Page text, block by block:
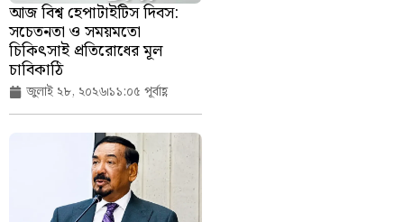
আজ বিশ্ব হেপাটাইটিস দিবস:
সচেতনতা ও সময়মতো
চিকিৎসাই প্রতিরোধের মূল
চাবিকাঠি
জুলাই ২৮, ২০২৬১১:০৫ পূর্বাহ্ণ